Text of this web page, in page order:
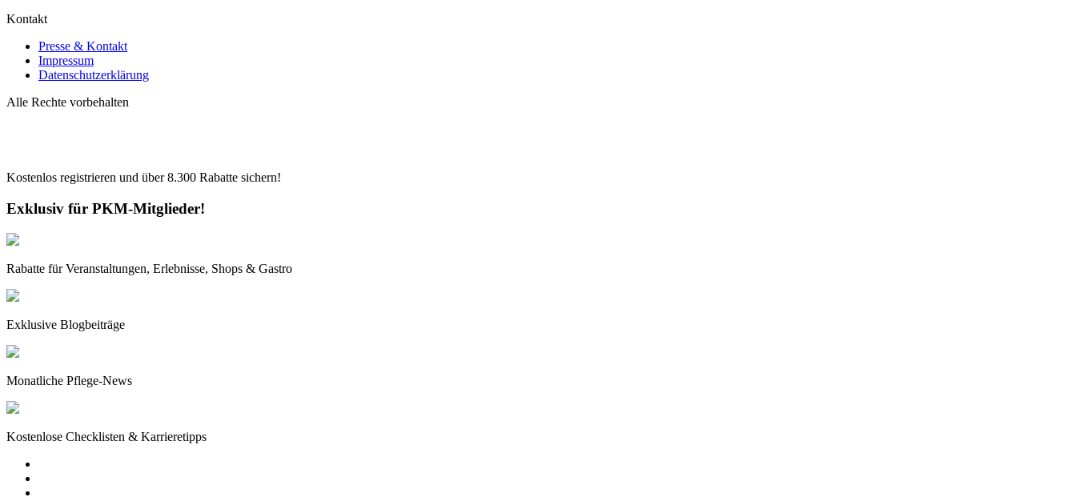
Kontakt
Presse & Kontakt
Impressum
Datenschutzerklärung
Alle Rechte vorbehalten
Kostenlos registrieren und über8.300 Rabatte sichern!
Exklusiv für PKM-Mitglieder!
Rabatte für Veranstaltungen, Erlebnisse, Shops & Gastro
Exklusive Blogbeiträge
Monatliche Pflege-News
Kostenlose Checklisten & Karrieretipps